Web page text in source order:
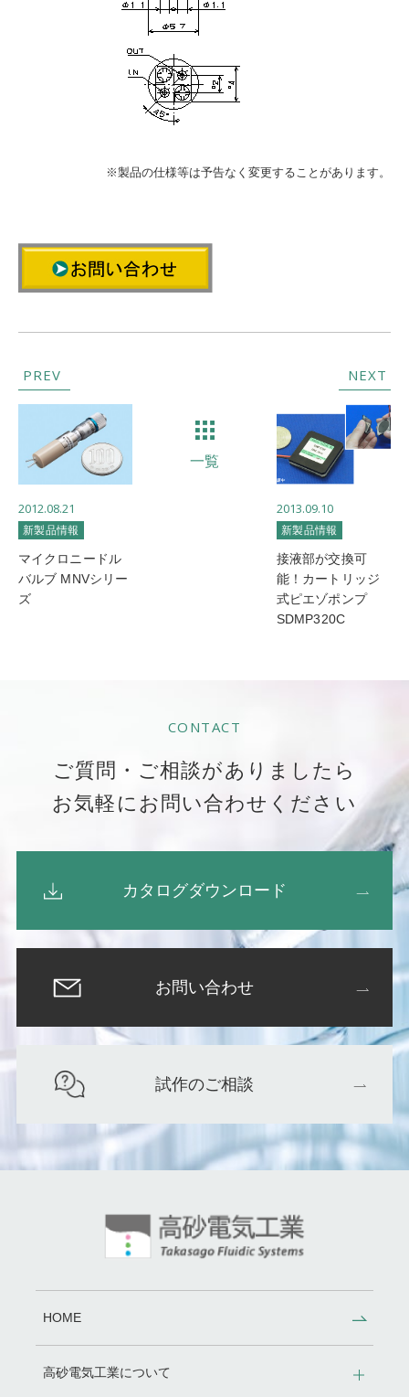
※製品の仕様等は予告なく変更することがあります。
PREV
2012.08.21
新製品情報
マイクロニードル
バルブ MNVシリー
ズ
一覧
NEXT
2013.09.10
新製品情報
接液部が交換可
能！カートリッジ
式ピエゾポンプ
SDMP320C
CONTACT
ご質問・ご相談がありましたら
お気軽にお問い合わせください
カタログダウンロード
お問い合わせ
試作のご相談
HOME
高砂電気工業について